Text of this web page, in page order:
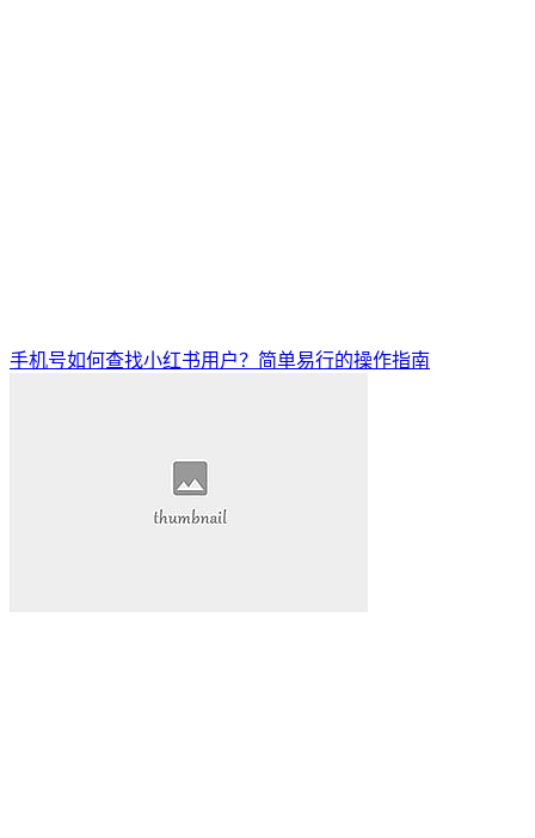
手机号如何查找小红书用户？简单易行的操作指南